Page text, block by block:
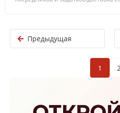
Предыдущая
1 2